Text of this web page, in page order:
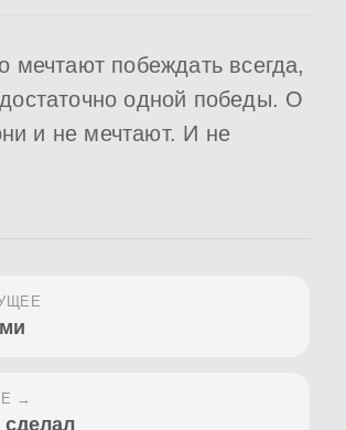
мечтают побеждать всегда,
одной победы. О
и не мечтают. И не
→